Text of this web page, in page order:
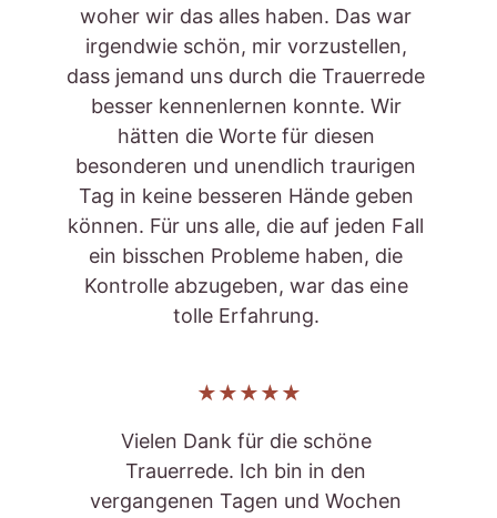
woher wir das alles haben. Das war
irgendwie schön, mir vorzustellen,
dass jemand uns durch die Trauerrede
besser kennenlernen konnte. Wir
hätten die Worte für diesen
besonderen und unendlich traurigen
Tag in keine besseren Hände geben
können. Für uns alle, die auf jeden Fall
ein bisschen Probleme haben, die
Kontrolle abzugeben, war das eine
tolle Erfahrung.
Vielen Dank für die schöne
Trauerrede. Ich bin in den
vergangenen Tagen und Wochen
★★★★★